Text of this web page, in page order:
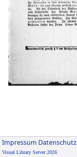
Impressum Datenschutz
Visual Library Server 2026